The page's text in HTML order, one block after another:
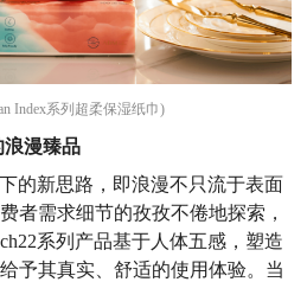
Index系列超柔保湿纸巾)
漫臻品
的新思路，即浪漫不只流于表面
者需求细节的孜孜不倦地探索，
系列产品基于人体五感，塑造
予其真实、舒适的使用体验。当